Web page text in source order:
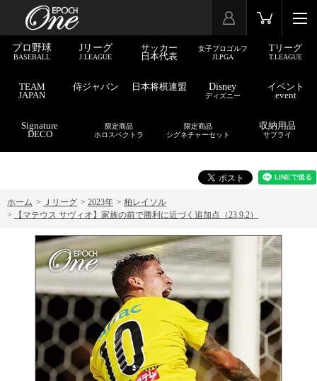
プロ野球
BASEBALL
Jリーグ
J.LEAGUE
サッカー
日本代表
女子プロゴルフ
JLPGA
Tリーグ
T.LEAGUE
TEAM
JAPAN
侍ジャパン 日本将棋連盟 Disney
ディズニー
イベント
event
Signature
DECO
限定商品
ホロスペクトラ
限定商品
シグネチャーセット
収納用品
サプライ
ホーム > Ｊリーグ > 2023年 > 柏レイソル
>
【マテウス サヴィオ】家族の前で勝利に近づく追加点（23.9.2）